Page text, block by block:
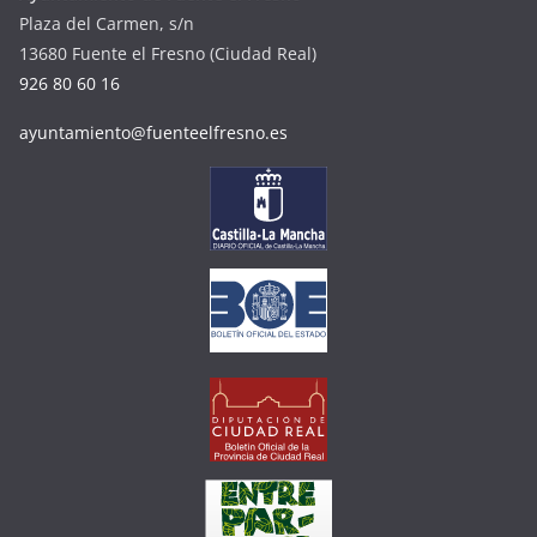
Plaza del Carmen, s/n
13680 Fuente el Fresno (Ciudad Real)
926 80 60 16
ayuntamiento@fuenteelfresno.es